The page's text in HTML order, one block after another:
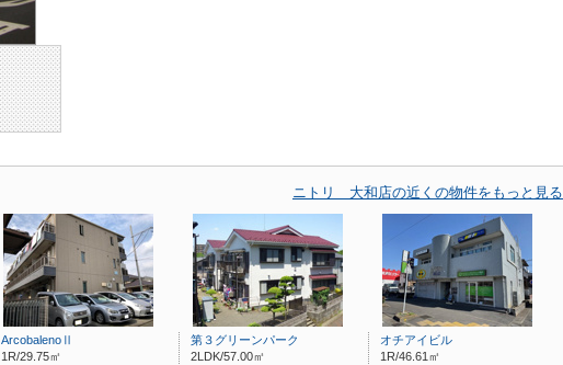
ニトリ 大和店の近くの物件をもっと見る
ArcobalenoⅡ
1R/29.75㎡
第３グリーンパーク
2LDK/57.00㎡
オチアイビル
1R/46.61㎡